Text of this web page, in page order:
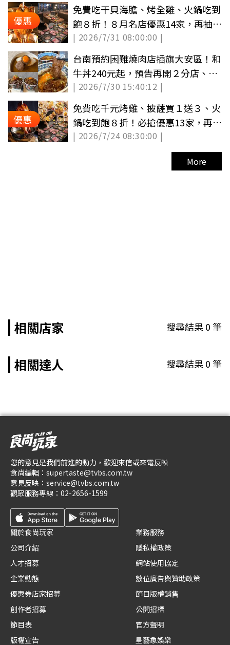
優惠
免費吃干貝海膽、烤全雞、火鍋吃到
飽８折！８月名店優惠14家，再抽古
堡旅宿
| 2026/7/31 08:00:00 |
台南預約困難燒肉店插旗大安區！和
牛丼240元起，預告再開２分店、地
點曝光
| 2026/7/30 15:40:12 |
優惠
免費吃千元烤雞、披薩買１送３、火
鍋吃到飽８折！必搶優惠13家，再抽
海景旅宿（中獎更新）
| 2026/7/24 08:30:00 |
More
相關店家 搜尋結果0筆
相關達人 搜尋結果0筆
您的意見是我們前進的動力，歡迎來信或來電反映
食尚編輯： supertaste@tvbs.com.tw
意見反映： service@tvbs.com.tw
觀眾服務專線： 02-2656-1599
關於食尚玩家
公司介紹
人才招募
企業動態
優惠券店家招募
創作者招募
節目表
版權宣告
業務服務
隱私權政策
網站使用協定
數位廣告與贊助政策
節目版權銷售
公開招標
官方聲明
星藝象娛樂